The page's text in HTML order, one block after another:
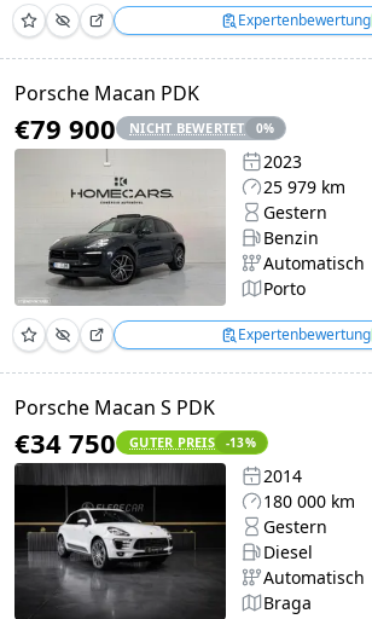
Expertenbewertung
Porsche Macan PDK
€79 900 NICHT BEWERTET 0%
2023
25 979 km
Gestern
Benzin
Automatisch
Porto
Expertenbewertung
Porsche Macan S PDK
€34 750 GUTER PREIS -13%
2014
180 000 km
Gestern
Diesel
Automatisch
Braga